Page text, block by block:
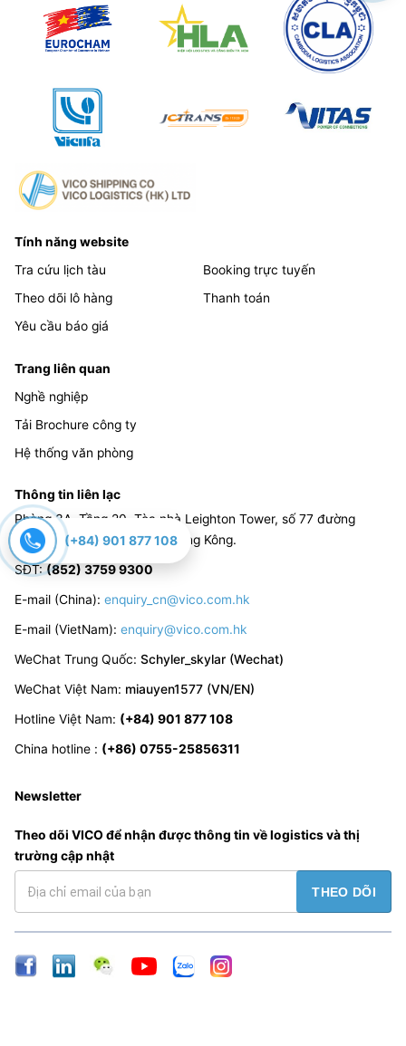
Tính năng website
Tra cứu lịch tàu
Theo dõi lô hàng
Yêu cầu báo giá
Booking trực tuyến
Thanh toán
Trang liên quan
Nghề nghiệp
Tải Brochure công ty
Hệ thống văn phòng
Thông tin liên lạc
Phòng 3A, Tầng 20, Tòa nhà Leighton Tower, số 77 đường
Leighton, vịnh Causeway, Hồng Kông.
SĐT:(852) 3759 9300
E-mail (China): enquiry_cn@vico.com.hk
E-mail (VietNam): enquiry@vico.com.hk
WeChat Trung Quốc: Schyler_skylar (Wechat)
WeChat Việt Nam: miauyen1577 (VN/EN)
Hotline Việt Nam: (+84) 901 877 108
China hotline : (+86) 0755-25856311
Newsletter
Theo dõi VICO để nhận được thông tin về logistics và thị
trường cập nhật
THEO DÕI
(+84) 901 877 108